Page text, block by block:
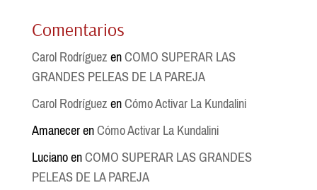
Comentarios
Carol RodríguezenCOMO SUPERAR LAS
GRANDES PELEAS DE LA PAREJA
Carol RodríguezenCómo Activar La Kundalini
AmanecerenCómo Activar La Kundalini
LucianoenCOMO SUPERAR LAS GRANDES
PELEAS DE LA PAREJA